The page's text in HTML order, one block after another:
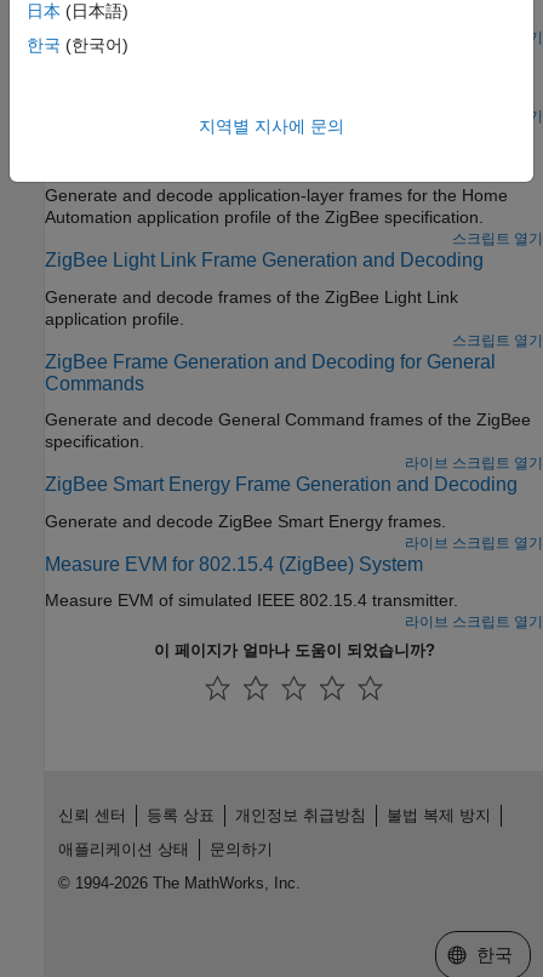
Simulate the IEEE 802.15.4™ asynchronous CSMA MAC.
라이브 스크립트 열기
ZigBee NET Frame Generation and Decoding
라이브 스크립트 열기
ZigBee Home Automation Frame Generation and
Generate and decode application-layer frames for the Home
Automation application profile of the ZigBee specification.
스크립트 열기
ZigBee Light Link Frame Generation and Decoding
Generate and decode frames of the ZigBee Light Link
application profile.
스크립트 열기
ZigBee Frame Generation and Decoding for General
Commands
Generate and decode General Command frames of the ZigBee
specification.
라이브 스크립트 열기
ZigBee Smart Energy Frame Generation and Decoding
Generate and decode ZigBee Smart Energy frames.
라이브 스크립트 열기
Measure EVM for 802.15.4 (ZigBee) System
Measure EVM of simulated IEEE 802.15.4 transmitter.
라이브 스크립트 열기
이 페이지가 얼마나 도움이 되었습니까?
日本 (日本語)
한국 (한국어)
지역별 지사에 문의
신뢰 센터 등록 상표 개인정보 취급방침
불법 복제 방지
애플리케이션 상태
문의하기
© 1994-2026 The MathWorks, Inc.
웹사이트
한국